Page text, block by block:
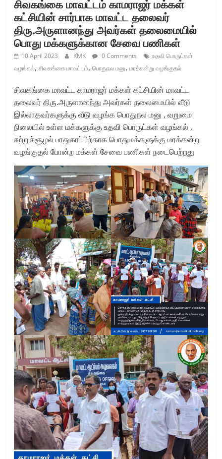
சிவகங்கை மாவட்டம் காமராஜர் மக்கள்
கட்சியின் சார்பாக மாவட்ட தலைவர்
திரு.அருளானந்து அவர்கள் தலைமையில்
பொது மக்களுக்கான சேவை பணிகள்
10 April 2023 KMK 0 Comments
உதவி பொருட்கள்
வழங்கல்,சிவகங்கை மாவட்டம்,பொதுநல மனு,மரக்கன்று வழங்குதல்
சிவகங்கை மாவட்ட காமராஜர் மக்கள் கட்சியின் மாவட்ட
தலைவர் திரு.அருளானந்து அவர்கள் தலைமையில் வீடு
இல்லாதவர்களுக்கு வீடு வழங்க பொதுநல மனு , வறுமை
நிலையில் உள்ள மக்களுக்கு உதவி பொருட்கள் வழங்கல் ,
சுற்றுச்சூழல் பாதுகாப்பிற்காக பொதுமக்களுக்கு மரக்கன்று
வழங்குதல் போன்ற மக்கள் சேவை பணிகள் நடைபெற்றது